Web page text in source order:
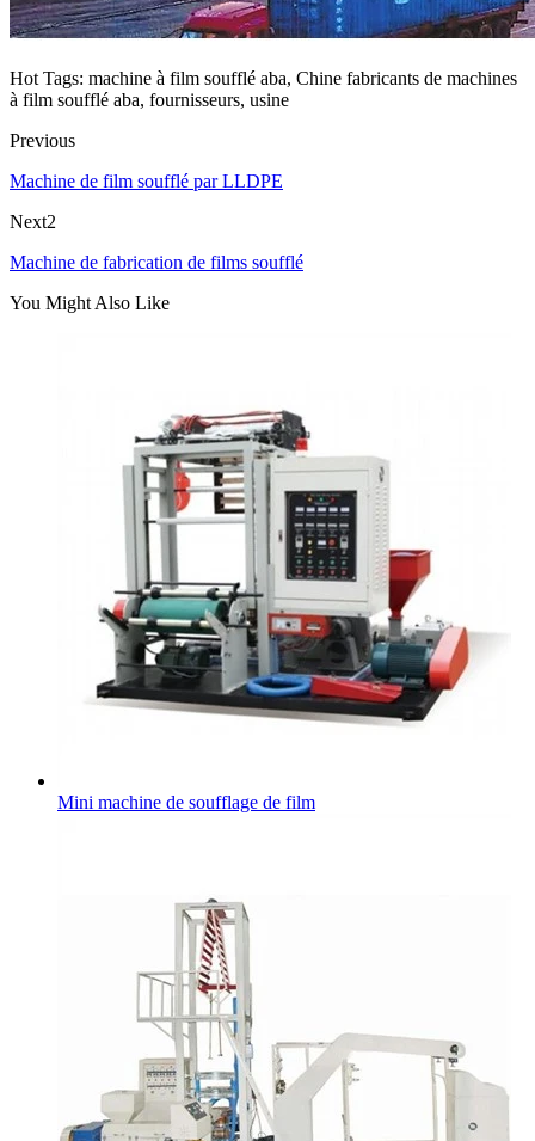
Hot Tags: machine à film soufflé aba, Chine fabricants de machines
à film soufflé aba, fournisseurs, usine
Previous
Machine de film soufflé par LLDPE
Next2
Machine de fabrication de films soufflé
You Might Also Like
Mini machine de soufflage de film